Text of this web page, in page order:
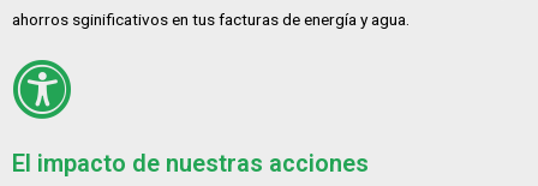
ahorros sginificativos en tus facturas de energía y agua.
El impacto de nuestras acciones